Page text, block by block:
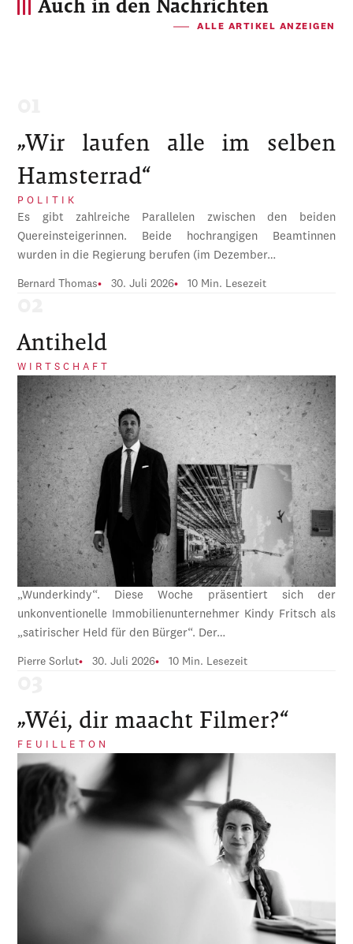
Auch in den Nachrichten
ALLE ARTIKEL ANZEIGEN
„Wir laufen alle im selben
Hamsterrad“
POLITIK
Es gibt zahlreiche Parallelen zwischen den beiden
Quereinsteigerinnen. Beide hochrangigen Beamtinnen
wurden in die Regierung berufen (im Dezember…
Bernard Thomas 30. Juli 2026 10 Min. Lesezeit
Antiheld
WIRTSCHAFT
„Wunderkindy“. Diese Woche präsentiert sich der
unkonventionelle Immobilienunternehmer Kindy Fritsch als
„satirischer Held für den Bürger“. Der…
Pierre Sorlut 30. Juli 2026 10 Min. Lesezeit
„Wéi, dir maacht Filmer?“
FEUILLETON